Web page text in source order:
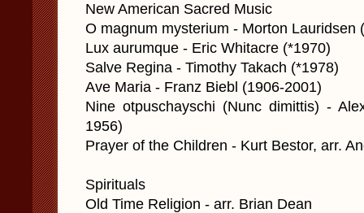
New American Sacred Music
O magnum mysterium - Morton Lauridsen
Lux aurumque - Eric Whitacre (*1970)
Salve Regina - Timothy Takach (*1978)
Ave Maria - Franz Biebl (1906-2001)
Nine otpuschayschi (Nunc dimittis) -
1956)
Prayer of the Children - Kurt Bestor, arr.
Spirituals
Old Time Religion - arr. Brian Dean